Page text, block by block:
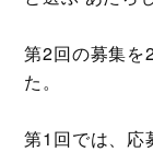
第2回の募集を
た。
第1回では、